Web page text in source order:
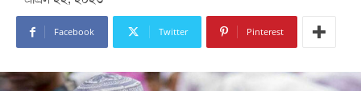
Facebook Twitter Pinterest